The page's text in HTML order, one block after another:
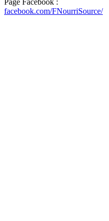
facebook.com/FNourriSource/